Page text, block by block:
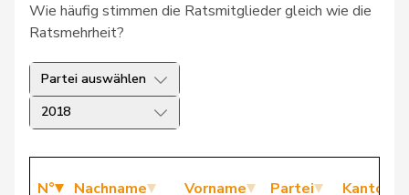
Wie häufig stimmen die Ratsmitglieder gleich wie die
Ratsmehrheit?
Partei auswählen
2018
N° Nachname Vorname Partei Kanton